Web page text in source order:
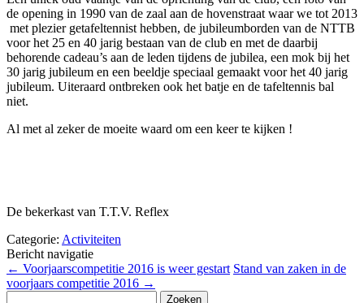
de opening in 1990 van de zaal aan de hovenstraat waar we tot 2013
met plezier getafeltennist hebben, de jubileumborden van de NTTB
voor het 25 en 40 jarig bestaan van de club en met de daarbij
behorende cadeau’s aan de leden tijdens de jubilea, een mok bij het
30 jarig jubileum en een beeldje speciaal gemaakt voor het 40 jarig
jubileum. Uiteraard ontbreken ook het batje en de tafeltennis bal
niet.
Al met al zeker de moeite waard om een keer te kijken !
De bekerkast van T.T.V. Reflex
Categorie: Activiteiten
Bericht navigatie
← Voorjaarscompetitie 2016 is weer gestart Stand van zaken in de
voorjaars competitie 2016 →